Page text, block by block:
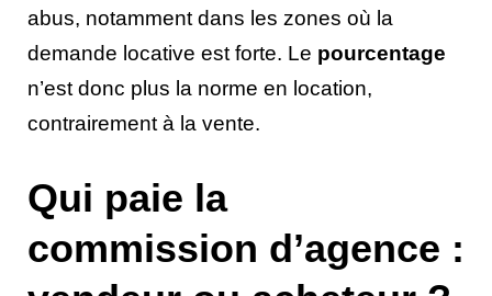
abus, notamment dans les zones où la
demande locative est forte. Le pourcentage
n’est donc plus la norme en location,
contrairement à la vente.
Qui paie la
commission d’agence :